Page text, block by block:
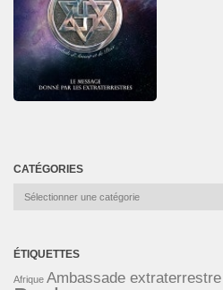
CATÉGORIES
Catégories
ÉTIQUETTES
Afrique Ambassade extraterrestre